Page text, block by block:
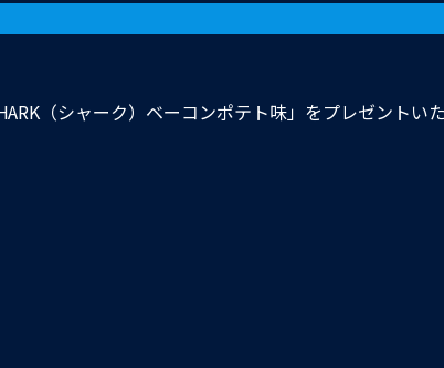
（シャーク）ベーコンポテト味」をプレゼントいた